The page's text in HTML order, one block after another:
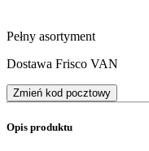
Pełny asortyment
Dostawa Frisco VAN
Zmień kod pocztowy
Opis produktu